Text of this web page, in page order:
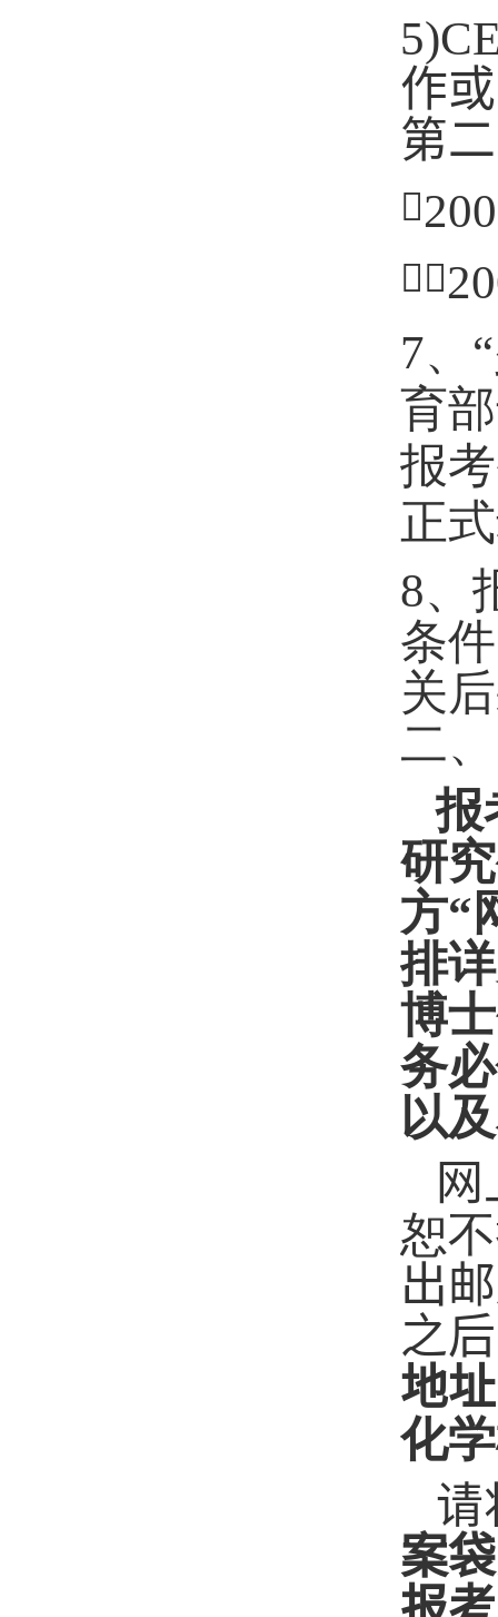
作
第


7、
育
报
正
8、
条
关
二
报
研
方“
排
博
务
以
恕
出
之
地
化
请
案